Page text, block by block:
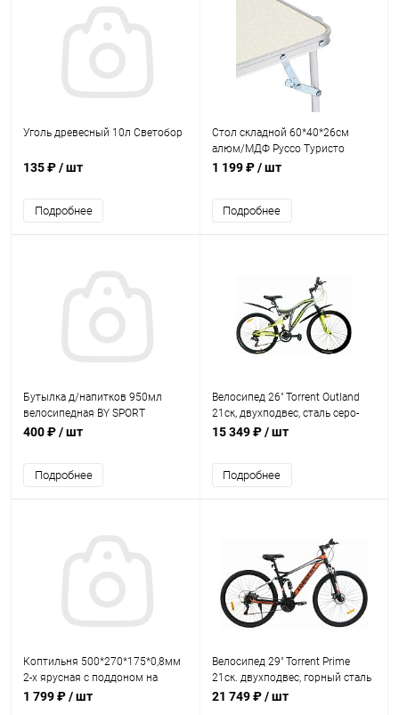
Уголь древесный 10л Светобор
135 ₽/ шт
Подробнее
Стол складной 60*40*26см
алюм/МДФ Руссо Туристо
1 199 ₽/ шт
Подробнее
Бутылка д/напитков 950мл
велосипедная BY SPORT
400 ₽/ шт
Подробнее
Велосипед 26" Torrent Outland
21ск, двухподвес, сталь серо-
зеленый матовый
15 349 ₽/ шт
Подробнее
Коптильня 500*270*175*0,8мм
2-х ярусная с поддоном на
ножках
1 799 ₽/ шт
Велосипед 29" Torrent Prime
21ск. двухподвес, горный сталь
черный
21 749 ₽/ шт